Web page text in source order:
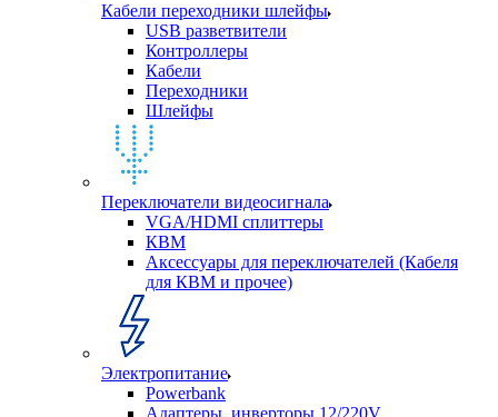
Кабели переходники шлейфы
USB разветвители
Контроллеры
Кабели
Переходники
Шлейфы
Переключатели видеосигнала
VGA/HDMI сплиттеры
КВМ
Аксессуары для переключателей (Кабеля
для КВМ и прочее)
Электропитание
Powerbank
Адаптеры, инверторы 12/220V